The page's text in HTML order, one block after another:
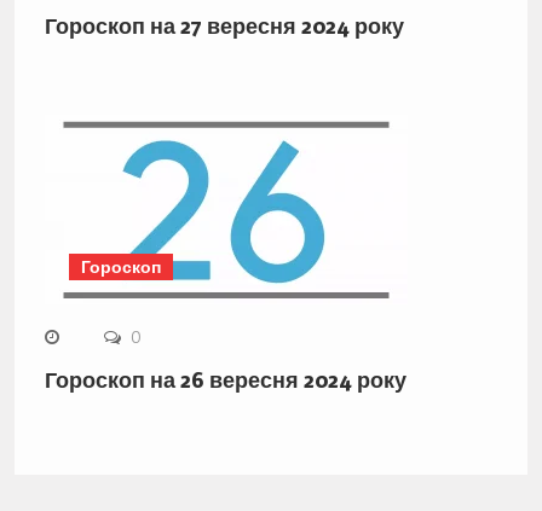
Гороскоп на 27 вересня 2024 року
Гороскоп
0
Гороскоп на 26 вересня 2024 року